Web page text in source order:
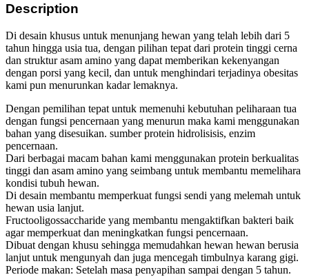
Description
Di desain khusus untuk menunjang hewan yang telah lebih dari 5
tahun hingga usia tua, dengan pilihan tepat dari protein tinggi cerna
dan struktur asam amino yang dapat memberikan kekenyangan
dengan porsi yang kecil, dan untuk menghindari terjadinya obesitas
kami pun menurunkan kadar lemaknya.
Dengan pemilihan tepat untuk memenuhi kebutuhan peliharaan tua
dengan fungsi pencernaan yang menurun maka kami menggunakan
bahan yang disesuikan. sumber protein hidrolisisis, enzim
pencernaan.
Dari berbagai macam bahan kami menggunakan protein berkualitas
tinggi dan asam amino yang seimbang untuk membantu memelihara
kondisi tubuh hewan.
Di desain membantu memperkuat fungsi sendi yang melemah untuk
hewan usia lanjut.
Fructooligossaccharide yang membantu mengaktifkan bakteri baik
agar memperkuat dan meningkatkan fungsi pencernaan.
Dibuat dengan khusu sehingga memudahkan hewan hewan berusia
lanjut untuk mengunyah dan juga mencegah timbulnya karang gigi.
Periode makan: Setelah masa penyapihan sampai dengan 5 tahun.